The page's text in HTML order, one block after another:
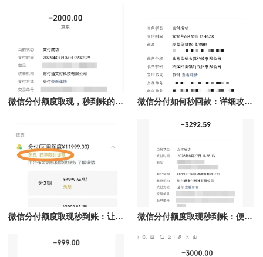
微信分付额度取现，秒到账的实现与技巧 微信分付如何秒回款：详细攻略与常见问题解答
微信分付额度取现秒到账：让资金流动更高效 微信分付额度取现秒到账：便捷资金管理新选择